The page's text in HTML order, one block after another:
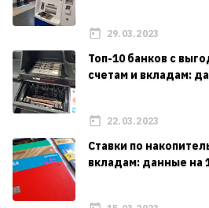
29.03.2023
Топ-10 банков с
счетам и вкладам:
22.03.2023
Ставки по
вкладам: данные на